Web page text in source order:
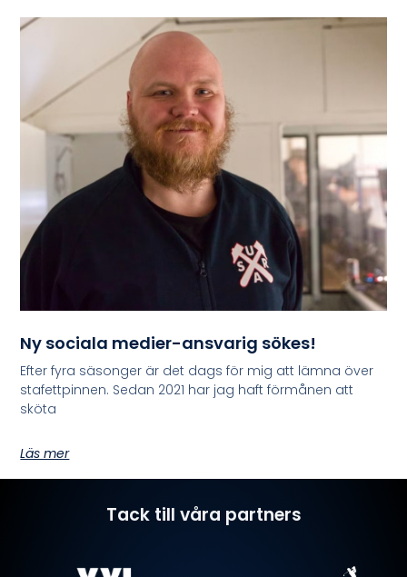
Ny sociala medier-ansvarig sökes!
Efter fyra säsonger är det dags för mig att lämna över
stafettpinnen. Sedan 2021 har jag haft förmånen att
sköta
Läs mer
Tack till våra partners